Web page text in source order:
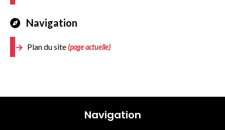
Navigation
Plan du site (page actuelle)
Navigation